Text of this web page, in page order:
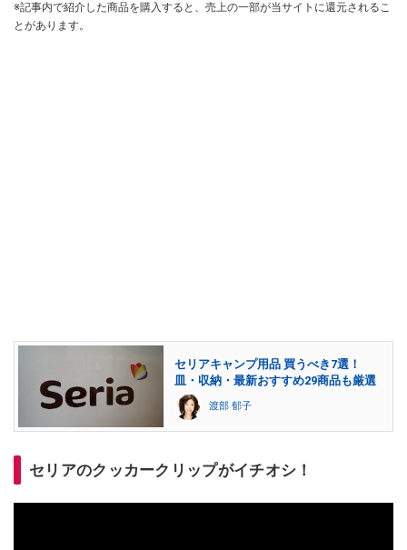
※記事内で紹介した商品を購入すると、売上の一部が当サイトに還元されるこ
とがあります。
セリアキャンプ用品 買うべき7選！
皿・収納・最新おすすめ29商品も厳選
渡部 郁子
セリアのクッカークリップがイチオシ！